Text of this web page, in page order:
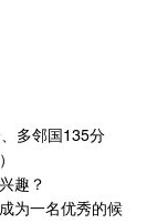
多邻国135分
趣？
为一名优秀的候